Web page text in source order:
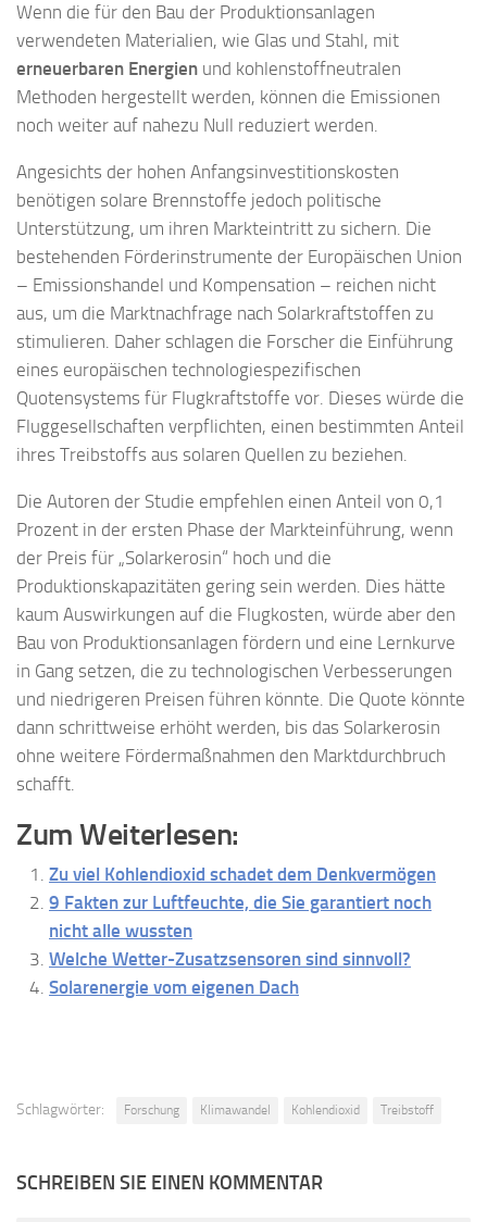
Wenn die für den Bau der Produktionsanlagen
verwendeten Materialien, wie Glas und Stahl, mit
erneuerbaren Energien und kohlenstoffneutralen
Methoden hergestellt werden, können die Emissionen
noch weiter auf nahezu Null reduziert werden.
Angesichts der hohen Anfangsinvestitionskosten
benötigen solare Brennstoffe jedoch politische
Unterstützung, um ihren Markteintritt zu sichern. Die
bestehenden Förderinstrumente der Europäischen Union
– Emissionshandel und Kompensation – reichen nicht
aus, um die Marktnachfrage nach Solarkraftstoffen zu
stimulieren. Daher schlagen die Forscher die Einführung
eines europäischen technologiespezifischen
Quotensystems für Flugkraftstoffe vor. Dieses würde die
Fluggesellschaften verpflichten, einen bestimmten Anteil
ihres Treibstoffs aus solaren Quellen zu beziehen.
Die Autoren der Studie empfehlen einen Anteil von 0,1
Prozent in der ersten Phase der Markteinführung, wenn
der Preis für „Solarkerosin“ hoch und die
Produktionskapazitäten gering sein werden. Dies hätte
kaum Auswirkungen auf die Flugkosten, würde aber den
Bau von Produktionsanlagen fördern und eine Lernkurve
in Gang setzen, die zu technologischen Verbesserungen
und niedrigeren Preisen führen könnte. Die Quote könnte
dann schrittweise erhöht werden, bis das Solarkerosin
ohne weitere Fördermaßnahmen den Marktdurchbruch
schafft.
Zum Weiterlesen:
Zu viel Kohlendioxid schadet dem Denkvermögen
9 Fakten zur Luftfeuchte, die Sie garantiert noch
nicht alle wussten
Welche Wetter-Zusatzsensoren sind sinnvoll?
Solarenergie vom eigenen Dach
Schlagwörter: Forschung Klimawandel Kohlendioxid Treibstoff
SCHREIBEN SIE EINEN KOMMENTAR